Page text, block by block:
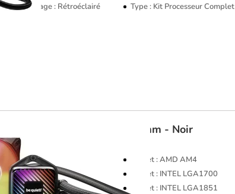
Rétroéclairage : Rétroéclairé
Type : Kit Processeur Complet
Pure Loop 3 LX 240mm - Noir
Format Radiateur : 240mm
Socket : AMD AM4
Socket : INTEL LGA1200
Socket : INTEL LGA1700
Socket : AMD AM5
Socket : INTEL LGA1851